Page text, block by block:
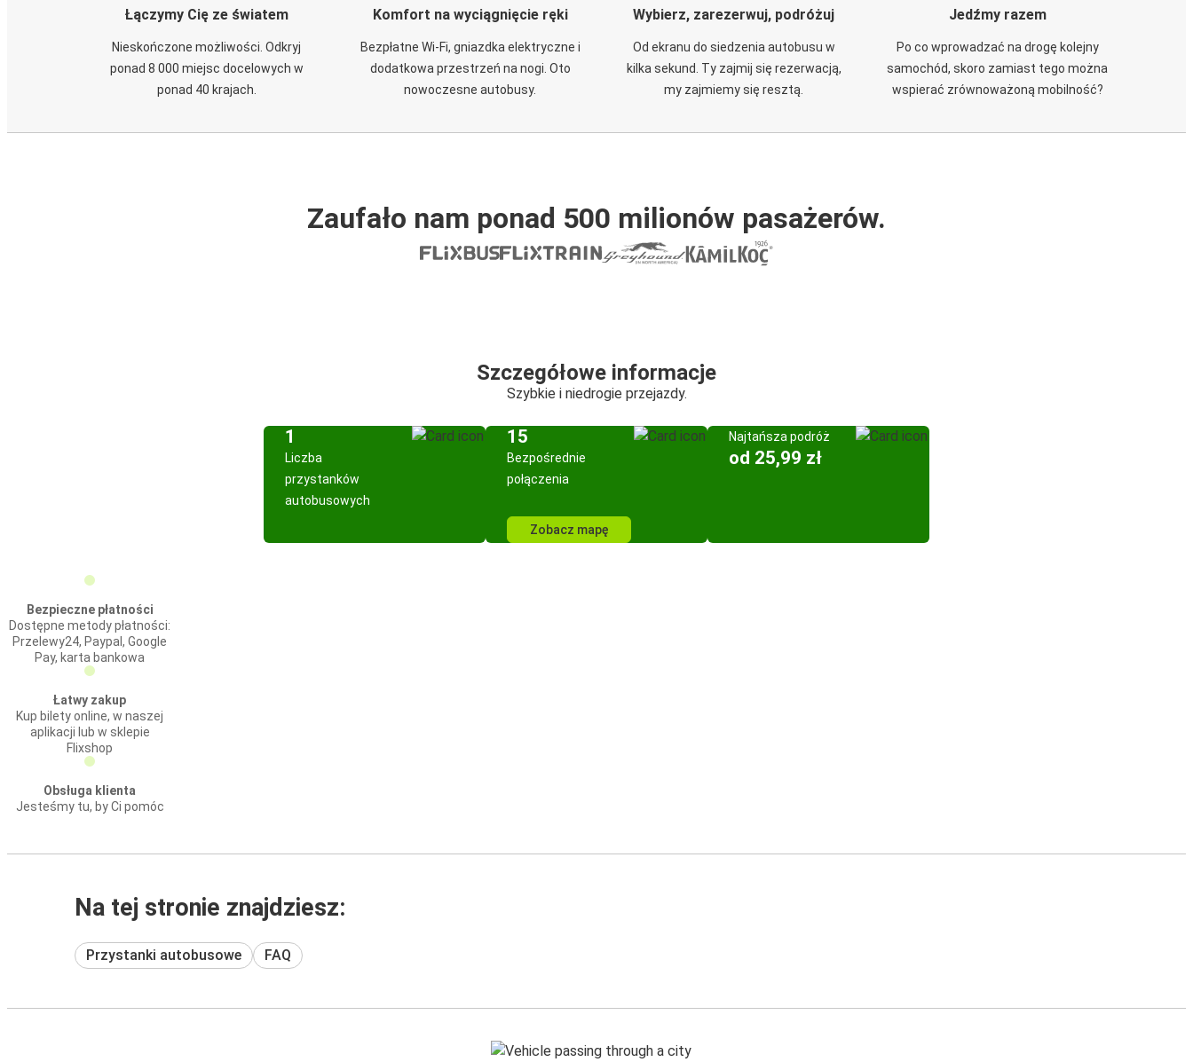
Łączymy Cię ze światem
Nieskończone możliwości. Odkryj
ponad 8 000 miejsc docelowych w
ponad 40 krajach.
Komfort na wyciągnięcie ręki
Bezpłatne Wi-Fi, gniazdka elektryczne i
dodatkowa przestrzeń na nogi. Oto
nowoczesne autobusy.
Wybierz, zarezerwuj, podróżuj
Od ekranu do siedzenia autobusu w
kilka sekund. Ty zajmij się rezerwacją,
my zajmiemy się resztą.
Jedźmy razem
Po co wprowadzać na drogę kolejny
samochód, skoro zamiast tego można
wspierać zrównoważoną mobilność?
Zaufało nam ponad 500 milionów pasażerów.
Szczegółowe informacje
Szybkie i niedrogie przejazdy.
1
Liczba
przystanków
autobusowych
15
Bezpośrednie
połączenia
Zobacz mapę
Najtańsza podróż
od 25,99 zł
Bezpieczne płatności
Dostępne metody płatności:
Przelewy24, Paypal, Google
Pay, karta bankowa
Łatwy zakup
Kup bilety online, w naszej
aplikacji lub w sklepie
Flixshop
Obsługa klienta
Jesteśmy tu, by Ci pomóc
Na tej stronie znajdziesz:
Przystanki autobusowe FAQ